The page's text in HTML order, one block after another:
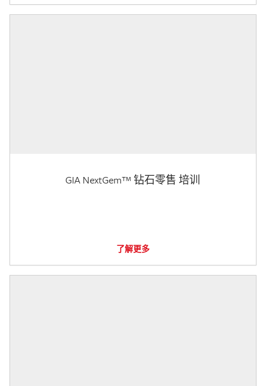
GIA NextGem™ 钻石零售 培训
了解更多